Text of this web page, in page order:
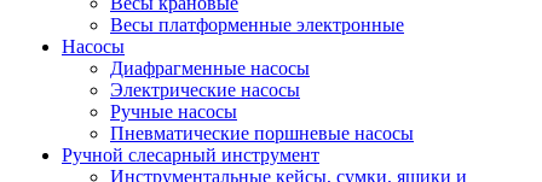
Весы платформенные электронные
Насосы
Диафрагменные насосы
Электрические насосы
Ручные насосы
Пневматические поршневые насосы
Ручной слесарный инструмент
Инструментальные кейсы, сумки, ящики и